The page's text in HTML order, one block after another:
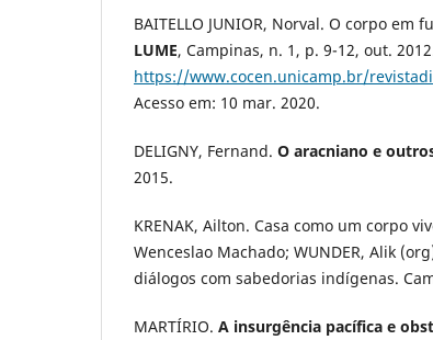
BAITELLO JUNIOR, Norval. O corpo em
LUME, Campinas, n. 1, p. 9-12, out.
https://www.cocen.unicamp.br/
Acesso em: 10 mar. 2020.
DELIGNY, Fernand. O aracniano e
2015.
KRENAK, Ailton. Casa como um corpo
Wenceslao Machado; WUNDER, Alik
diálogos com sabedorias indígenas.
MARTÍRIO. A insurgência pacífica e